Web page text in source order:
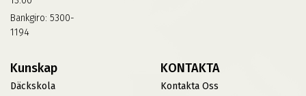
Bankgiro: 5300-
1194
Kunskap
Däckskola
KONTAKTA
Kontakta Oss